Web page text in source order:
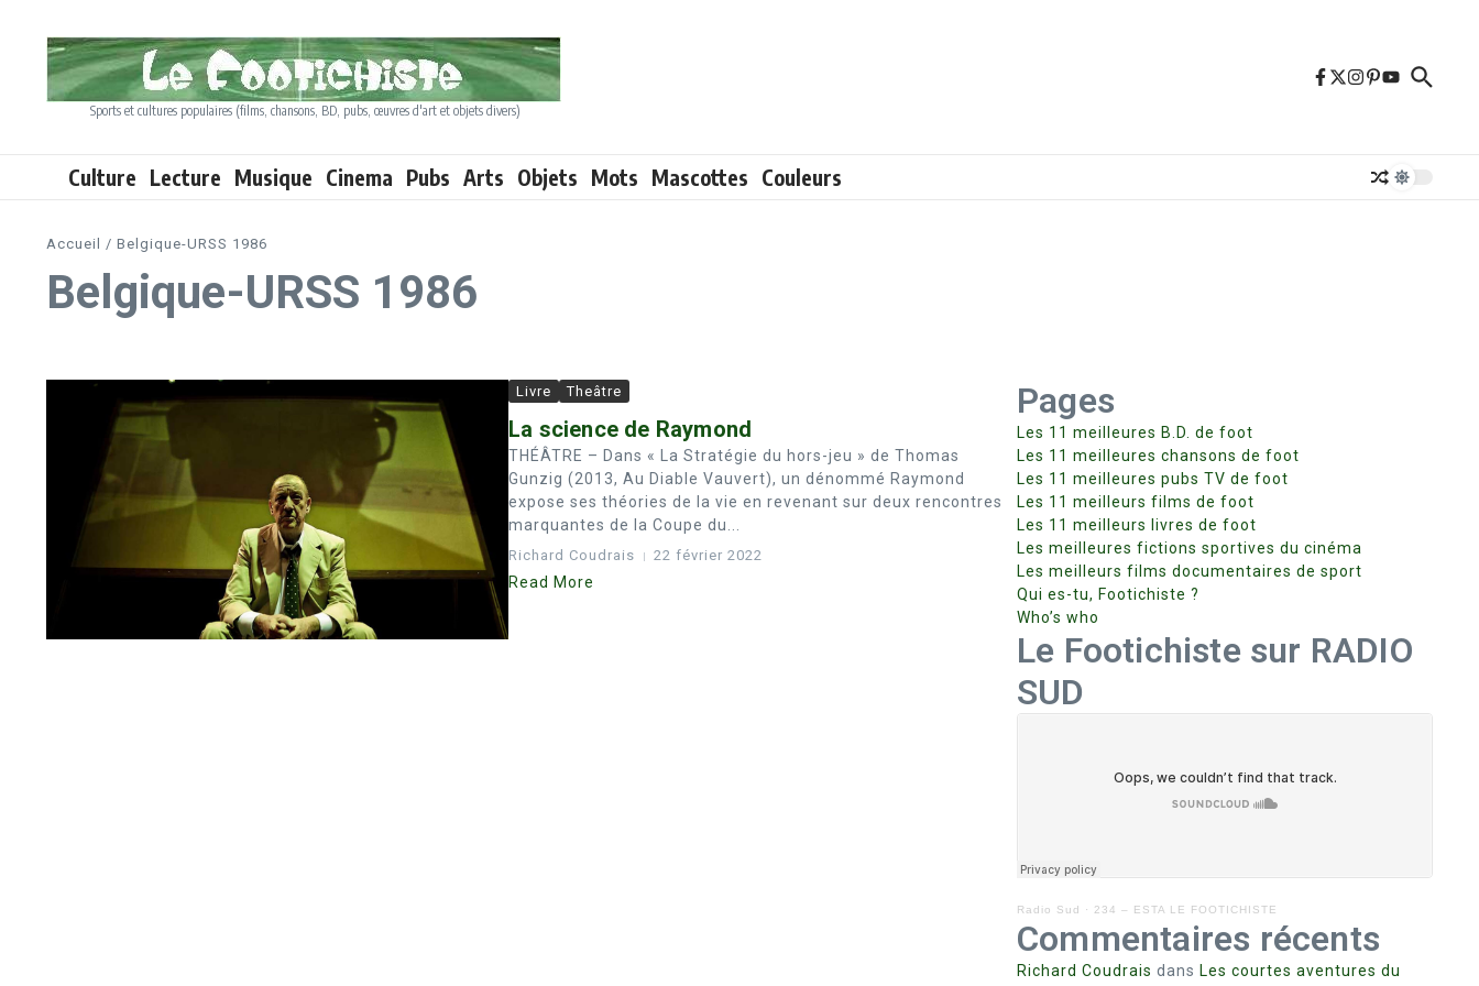
Sports et cultures populaires (films, chansons, BD, pubs, œuvres d'art et objets divers)
Culture Lecture Musique Cinema Pubs Arts Objets Mots Mascottes Couleurs
Accueil / Belgique-URSS 1986
Belgique-URSS 1986
Livre Theâtre
La science de Raymond
THÉÂTRE – Dans « La Stratégie du hors-jeu » de Thomas
Gunzig (2013, Au Diable Vauvert), un dénommé Raymond
expose ses théories de la vie en revenant sur deux rencontres
marquantes de la Coupe du...
Richard Coudrais 22 février 2022
Read More
Pages
Les 11 meilleures B.D. de foot
Les 11 meilleures chansons de foot
Les 11 meilleures pubs TV de foot
Les 11 meilleurs films de foot
Les 11 meilleurs livres de foot
Les meilleures fictions sportives du cinéma
Les meilleurs films documentaires de sport
Qui es-tu, Footichiste ?
Who’s who
Le Footichiste sur RADIO
SUD
Radio Sud · 234 – ESTA LE FOOTICHISTE
Commentaires récents
Richard Coudrais dans Les courtes aventures du